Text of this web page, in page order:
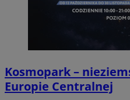
Kosmopark –
Europie Centralnej